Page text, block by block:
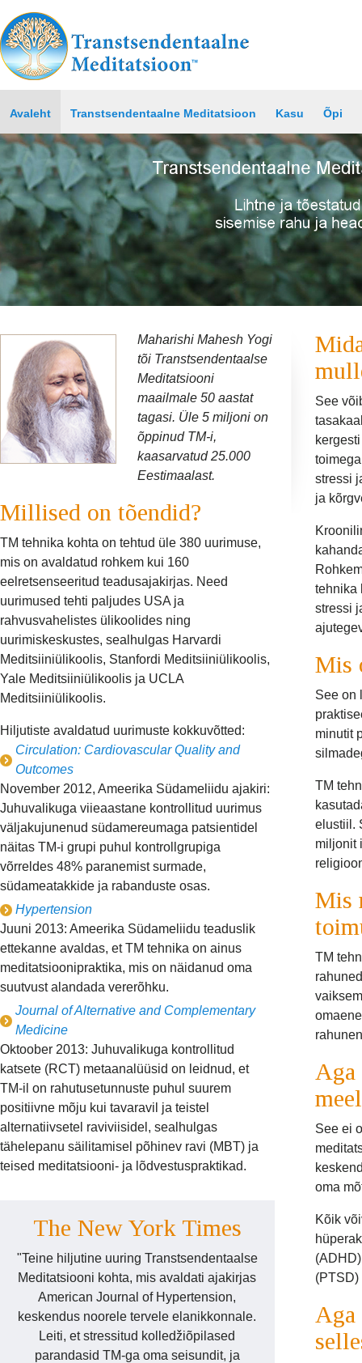
Avaleht Transtsendentaalne Meditatsioon Kasu Õpi
Maharishi Mahesh Yogi
tõi Transtsendentaalse
Meditatsiooni
maailmale 50 aastat
tagasi. Üle 5 miljoni on
õppinud TM-i,
kaasarvatud 25.000
Eestimaalast.
Millised on tõendid?
TM tehnika kohta on tehtud üle 380 uurimuse,
mis on avaldatud rohkem kui 160
eelretsenseeritud teadusajakirjas. Need
uurimused tehti paljudes USA ja
rahvusvahelistes ülikoolides ning
uurimiskeskustes, sealhulgas Harvardi
Meditsiiniülikoolis, Stanfordi Meditsiiniülikoolis,
Yale Meditsiiniülikoolis ja UCLA
Meditsiiniülikoolis.
Hiljutiste avaldatud uurimuste kokkuvõtted:
Circulation: Cardiovascular Quality and
Outcomes
November 2012, Ameerika Südameliidu ajakiri:
Juhuvalikuga viieaastane kontrollitud uurimus
väljakujunenud südamereumaga patsientidel
näitas TM-i grupi puhul kontrollgrupiga
võrreldes 48% paranemist surmade,
südameatakkide ja rabanduste osas.
Hypertension
Juuni 2013: Ameerika Südameliidu teaduslik
ettekanne avaldas, et TM tehnika on ainus
meditatsioonipraktika, mis on näidanud oma
suutvust alandada vererõhku.
Journal of Alternative and Complementary
Medicine
Oktoober 2013: Juhuvalikuga kontrollitud
katsete (RCT) metaanalüüsid on leidnud, et
TM-il on rahutusetunnuste puhul suurem
positiivne mõju kui tavaravil ja teistel
alternatiivsetel raviviisidel, sealhulgas
tähelepanu säilitamisel põhinev ravi (MBT) ja
teised meditatsiooni- ja lõdvestuspraktikad.
The New York Times
"Teine hiljutine uuring Transtsendentaalse
Meditatsiooni kohta, mis avaldati ajakirjas
American Journal of Hypertension,
keskendus noorele tervele elanikkonnale.
Leiti, et stressitud kolledžiõpilased
parandasid TM-ga oma seisundit, ja
See
stressi
ja
tehnika
stressi
Mis
See on
minutit
TM
elustiil.
miljonit
Mis
TM
Aga
See ei
oma
Kõik
(PTSD)